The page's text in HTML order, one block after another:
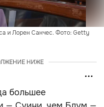
и Лорен Санчес. Фото: Getty
НИЖЕ
большее